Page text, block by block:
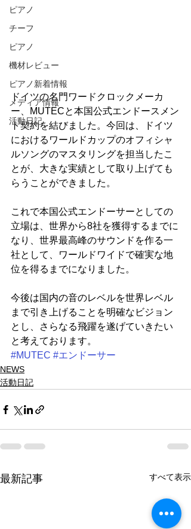
ピアノ
チーフ
ピアノ
機材レビュー
ピアノ新着情報
メディア情報
活動日記
ドイツの名門ワードクロックメーカ
ー、MUTECと本国公式エンドースメン
ト契約を結びました。今回は、ドイツ
におけるワールドカップのオフィシャ
ルソングのマスタリングを担当したこ
とが、大きな実績として取り上げても
らうことができました。
これで本国公式エンドーサーとしての
立場は、世界から8社を獲得するまでに
なり、世界最高峰のサウンドを作る一
社として、ワールドワイドで確実な地
位を得るまでになりました。
今後は国内の音のレベルを世界レベル
まで引き上げることを明確なビジョン
とし、さらなる飛躍を遂げていきたい
と考えております。
#MUTEC #エンドーサー
NEWS
活動日記
最新記事 すべて表示